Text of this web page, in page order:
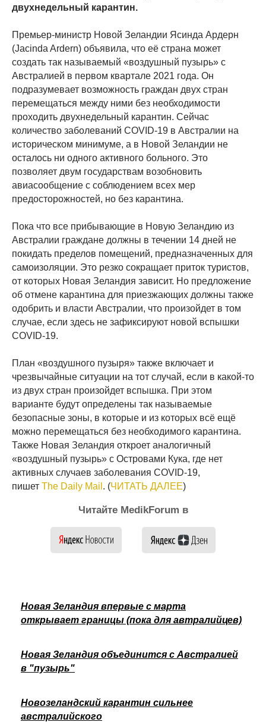
двухнедельный карантин.
Премьер-министр Новой Зеландии Ясинда Ардерн
(Jacinda Ardern) объявила, что её страна может
создать так называемый «воздушный пузырь» с
Австралией в первом квартале 2021 года. Он
подразумевает возможность граждан двух стран
перемещаться между ними без необходимости
проходить двухнедельный карантин. Сейчас
количество заболеваний COVID-19 в Австралии на
историческом минимуме, а в Новой Зеландии не
осталось ни одного активного больного. Это
позволяет двум государствам возобновить
авиасообщение с соблюдением всех мер
предосторожностей, но без карантина.
Пока что все прибывающие в Новую Зеландию из
Австралии граждане должны в течении 14 дней не
покидать пределов помещений, предназначенных для
самоизоляции. Это резко сокращает приток туристов,
от которых Новая Зеландия зависит. Но предложение
об отмене карантина для приезжающих должны также
одобрить и власти Австралии, что произойдет в том
случае, если здесь не зафиксируют новой вспышки
COVID-19.
План «воздушного пузыря» также включает и
чрезвычайные ситуации на тот случай, если в какой-то
из двух стран произойдет вспышка. При этом
варианте будут определены так называемые
безопасные зоны, в которые и из которых всё ещё
можно перемещаться без необходимого карантина.
Также Новая Зеландия откроет аналогичный
«воздушный пузырь» с Островами Кука, где нет
активных случаев заболевания COVID-19,
пишет The Daily Mail . (ЧИТАТЬ ДАЛЕЕ)
Читайте MedikForum в
Новая Зеландия впервые с марта
открывает границы (пока для автралийцев)
Новая Зеландия объединится с Австралией
в "пузырь"
Новозеландский карантин сильнее
австралийского